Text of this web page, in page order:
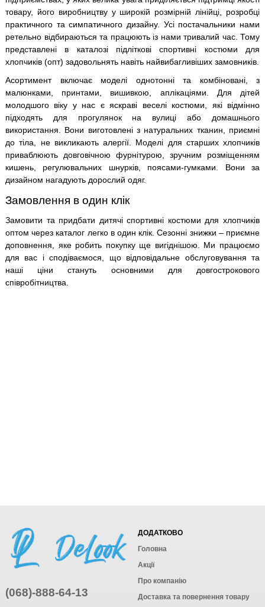
товару, його виробництву у широкій розмірній лінійці, розробці
практичного та симпатичного дизайну. Усі постачальники нами
ретельно відбираються та працюють із нами тривалий час. Тому
представлені в каталозі підліткові спортивні костюми для
хлопчиків (опт) задовольнять навіть найвибагливіших замовників.
Асортимент включає моделі однотонні та комбіновані, з
малюнками, принтами, вишивкою, аплікаціями. Для дітей
молодшого віку у нас є яскраві веселі костюми, які відмінно
підходять для прогулянок на вулиці або домашнього
використання. Вони виготовлені з натуральних тканин, приємні
до тіла, не викликають алергії. Моделі для старших хлопчиків
приваблюють довговічною фурнітурою, зручним розміщенням
кишень, регулювальних шнурків, поясами-гумками. Вони за
дизайном нагадують дорослий одяг.
Замовлення в один клік
Замовити та придбати дитячі спортивні костюми для хлопчиків
оптом через каталог легко в один клік. Сезонні знижки – приємне
доповнення, яке робить покупку ще вигіднішою. Ми працюємо
для вас і сподіваємося, що відповідальне обслуговування та
наші ціни стануть основними для довгострокового
співробітництва.
(068)-888-64-13
ДОДАТКОВО
Головна
Акції
Про компанію
Доставка та повернення товару